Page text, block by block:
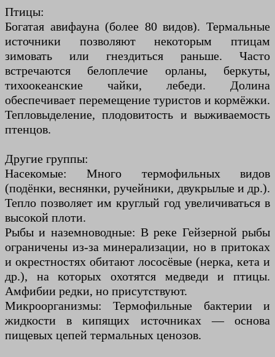
Птицы:
Богатая авифауна (более 80 видов). Термальные
источники позволяют некоторым птицам
зимовать или гнездиться раньше. Часто
встречаются белоплечие орланы, беркуты,
тихоокеанские чайки, лебеди. Долина
обеспечивает перемещение туристов и кормёжки.
Тепловыделение, плодовитость и выживаемость
птенцов.
Другие группы:
Насекомые: Много термофильных видов
(подёнки, веснянки, ручейники, двукрылые и др.).
Тепло позволяет им круглый год увеличиваться в
высокой плоти.
Рыбы и наземноводные: В реке Гейзерной рыбы
ограничены из-за минерализации, но в притоках
и окрестностях обитают лососёвые (нерка, кета и
др.), на которых охотятся медведи и птицы.
Амфибии редки, но присутствуют.
Микроорганизмы: Термофильные бактерии и
жидкости в кипящих источниках — основа
пищевых цепей термальных ценозов.